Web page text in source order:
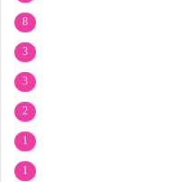
8
3
3
2
1
1